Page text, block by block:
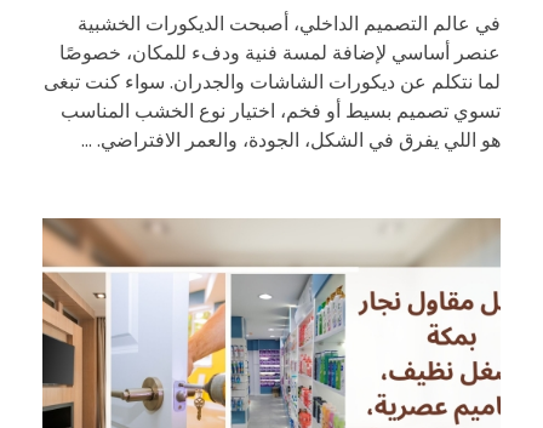
في عالم التصميم الداخلي، أصبحت الديكورات الخشبية
عنصر أساسي لإضافة لمسة فنية ودفء للمكان، خصوصًا
لما نتكلم عن ديكورات الشاشات والجدران. سواء كنت تبغى
تسوي تصميم بسيط أو فخم، اختيار نوع الخشب المناسب
هو اللي يفرق في الشكل، الجودة، والعمر الافتراضي. ...